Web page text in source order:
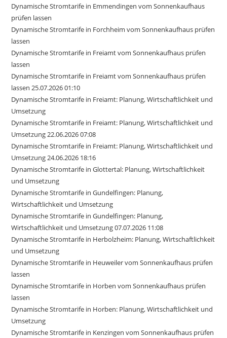
Dynamische Stromtarife in Emmendingen vom Sonnenkaufhaus
prüfen lassen
Dynamische Stromtarife in Forchheim vom Sonnenkaufhaus prüfen
lassen
Dynamische Stromtarife in Freiamt vom Sonnenkaufhaus prüfen
lassen
Dynamische Stromtarife in Freiamt vom Sonnenkaufhaus prüfen
lassen 25.07.2026 01:10
Dynamische Stromtarife in Freiamt: Planung, Wirtschaftlichkeit und
Umsetzung
Dynamische Stromtarife in Freiamt: Planung, Wirtschaftlichkeit und
Umsetzung 22.06.2026 07:08
Dynamische Stromtarife in Freiamt: Planung, Wirtschaftlichkeit und
Umsetzung 24.06.2026 18:16
Dynamische Stromtarife in Glottertal: Planung, Wirtschaftlichkeit
und Umsetzung
Dynamische Stromtarife in Gundelfingen: Planung,
Wirtschaftlichkeit und Umsetzung
Dynamische Stromtarife in Gundelfingen: Planung,
Wirtschaftlichkeit und Umsetzung 07.07.2026 11:08
Dynamische Stromtarife in Herbolzheim: Planung, Wirtschaftlichkeit
und Umsetzung
Dynamische Stromtarife in Heuweiler vom Sonnenkaufhaus prüfen
lassen
Dynamische Stromtarife in Horben vom Sonnenkaufhaus prüfen
lassen
Dynamische Stromtarife in Horben: Planung, Wirtschaftlichkeit und
Umsetzung
Dynamische Stromtarife in Kenzingen vom Sonnenkaufhaus prüfen